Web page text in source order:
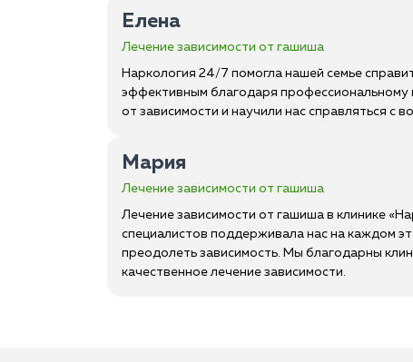
Елена
Лечение зависимости от гашиша
Наркология 24/7 помогла нашей семье
эффективным благодаря профессиональному
от зависимости и научили нас справляться
Мария
Лечение зависимости от гашиша
Лечение зависимости от гашиша в клинике
специалистов поддерживала нас на каждом
преодолеть зависимость. Мы благодарны
качественное лечение зависимости.